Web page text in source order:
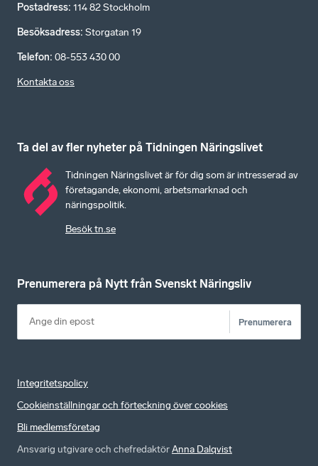
Postadress: 114 82 Stockholm
Besöksadress: Storgatan 19
Telefon: 08-553 430 00
Kontakta oss
Ta del av fler nyheter på Tidningen Näringslivet
Tidningen Näringslivet är för dig som är intresserad av
företagande, ekonomi, arbetsmarknad och
näringspolitik.
Besök tn.se
Prenumerera på Nytt från Svenskt Näringsliv
Prenumerera
Integritetspolicy
Cookieinställningar och förteckning över cookies
Bli medlemsföretag
Ansvarig utgivare och chefredaktörAnna Dalqvist